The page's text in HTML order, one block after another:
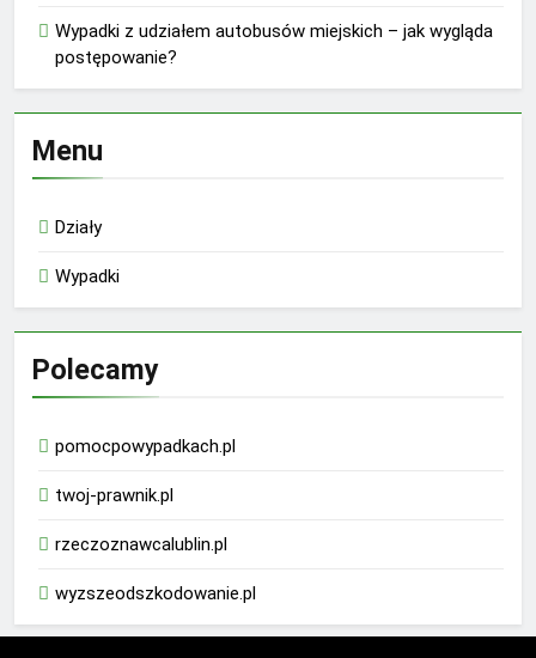
Wypadki z udziałem autobusów miejskich – jak wygląda
postępowanie?
Menu
Działy
Wypadki
Polecamy
pomocpowypadkach.pl
twoj-prawnik.pl
rzeczoznawcalublin.pl
wyzszeodszkodowanie.pl